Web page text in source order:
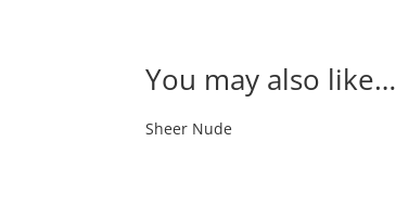
You may also like…
Sheer Nude